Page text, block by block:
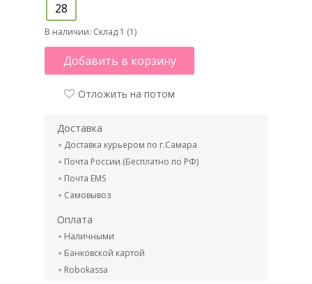
28
В наличии: Склад 1 (1)
Добавить в корзину
Отложить на потом
Доставка
Доставка курьером по г.Самара
Почта России.(Бесплатно по РФ)
Почта EMS
Самовывоз
Оплата
Наличными
Банковской картой
Robokassa